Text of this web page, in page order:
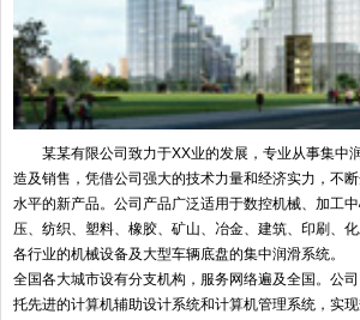
某某有限公司致力于XX业的发展，专业从事集中
造及销售，凭借公司强大的技术力量和经济实力，不
水平的新产品。公司产品广泛适用于数控机械、加工
压、纺织、塑料、橡胶、矿山、冶金、建筑、印刷、
各行业的机械设备及大型车辆底盘的集中润滑系统
全国各大城市设有分支机构，服务网络遍及全国。公
托先进的计算机辅助设计系统和计算机管理系统，实